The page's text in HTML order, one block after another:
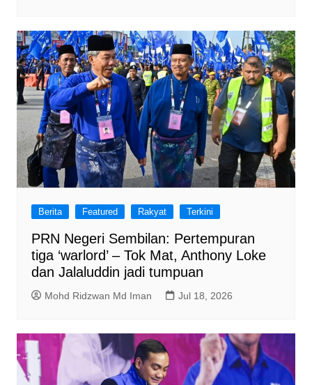
Berita Featured Rakyat Terkini
PRN Negeri Sembilan: Pertempuran
tiga ‘warlord’ – Tok Mat, Anthony Loke
dan Jalaluddin jadi tumpuan
Mohd Ridzwan Md Iman Jul 18, 2026